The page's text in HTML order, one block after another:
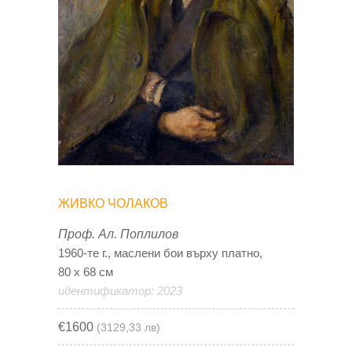
ЖИВКО ЧОЛАКОВ
Проф. Ал. Поплилов
1960-те г., маслени бои върху платно,
80 х 68 см
идентификатор: 2023
€1600 (3129,33 лв)